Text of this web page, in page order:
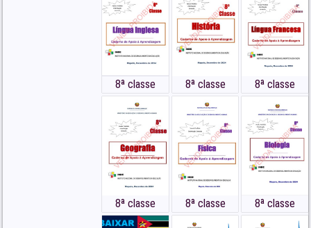
Clique 👇👇 para Baixar
Caderno de Exercícios de
Matemática da 8ª Classe
[O meu Caderno de
Atividades]
BAIXAR EM PDF
8ª classe 8ª classe 8ª classe
8ª classe 8ª classe 8ª classe